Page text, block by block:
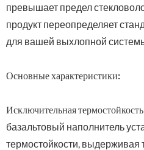
превышает предел
продукт переопределяет
для вашей выхлопной
Основные характеристики:
Исключительная
базальтовый наполнитель
термостойкости, выдерживая